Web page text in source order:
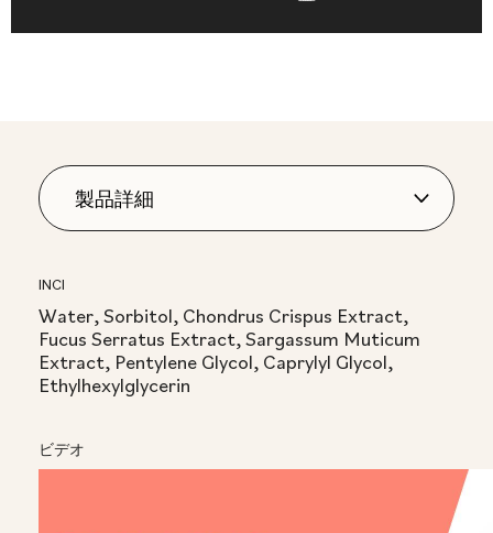
INCI
Water, Sorbitol, Chondrus Crispus Extract,
Fucus Serratus Extract, Sargassum Muticum
Extract, Pentylene Glycol, Caprylyl Glycol,
Ethylhexylglycerin
ビデオ